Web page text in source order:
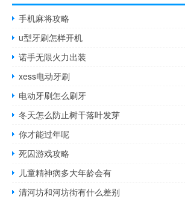
手机麻将攻略
u型牙刷怎样开机
诺手无限火力出装
xess电动牙刷
电动牙刷怎么刷牙
冬天怎么防止树干落叶发芽
你才能过年呢
死囚游戏攻略
儿童精神病多大年龄会有
清河坊和河坊街有什么差别